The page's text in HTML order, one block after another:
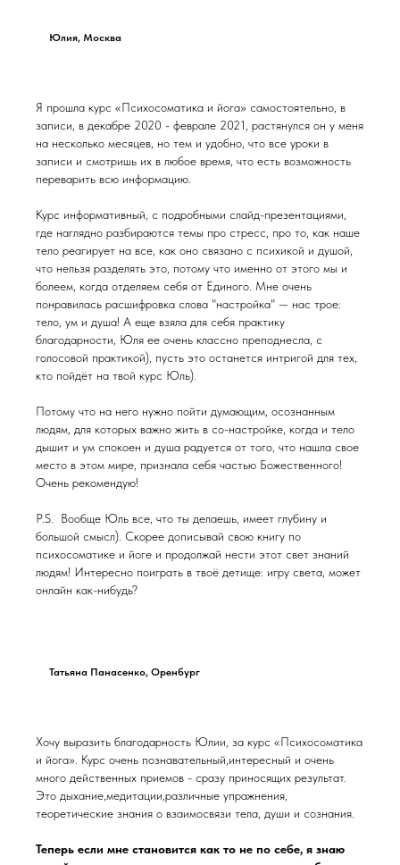
Юлия, Москва
Я прошла курс «Психосоматика и йога» самостоятельно, в
записи, в декабре 2020 - феврале 2021, растянулся он у меня
на несколько месяцев, но тем и удобно, что все уроки в
записи и смотришь их в любое время, что есть возможность
переварить всю информацию.
Курс информативный, с подробными слайд-презентациями,
где наглядно разбираются темы про стресс, про то, как наше
тело реагирует на все, как оно связано с психикой и душой,
что нельзя разделять это, потому что именно от этого мы и
болеем, когда отделяем себя от Единого. Мне очень
понравилась расшифровка слова "настройка" — нас трое:
тело, ум и душа! А еще взяла для себя практику
благодарности, Юля ее очень классно преподнесла, с
голосовой практикой), пусть это останется интригой для тех,
кто пойдёт на твой курс Юль).
Потому что на него нужно пойти думающим, осознанным
людям, для которых важно жить в со-настройке, когда и тело
дышит и ум спокоен и душа радуется от того, что нашла свое
место в этом мире, признала себя частью Божественного!
Очень рекомендую!
P.S. Вообще Юль все, что ты делаешь, имеет глубину и
большой смысл). Скорее дописывай свою книгу по
психосоматике и йоге и продолжай нести этот свет знаний
людям! Интересно поиграть в твоё детище: игру света, может
онлайн как-нибудь?
Татьяна Панасенко, Оренбург
Хочу выразить благодарность Юлии, за курс «Психосоматика
и йога». Курс очень познавательный,интересный и очень
много действенных приемов - сразу приносящих результат.
Это дыхание,медитации,различные упражнения,
теоретические знания о взаимосвязи тела, души и сознания.
Теперь если мне становится как то не по себе, я знаю